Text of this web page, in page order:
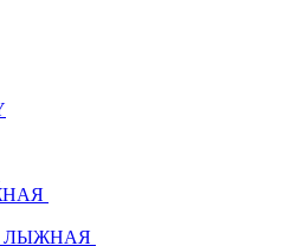
ЛЫЖНАЯ